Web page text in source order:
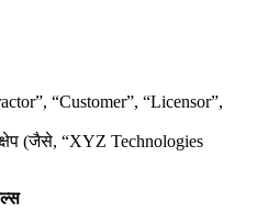
“Customer”, “Licensor”,
(जैसे, “XYZ Technologies